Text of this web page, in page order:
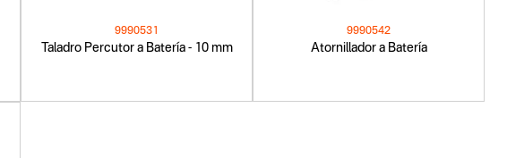
Taladro Percutor a Batería - 10 mm
9990531
Atornillador a Batería
9990542